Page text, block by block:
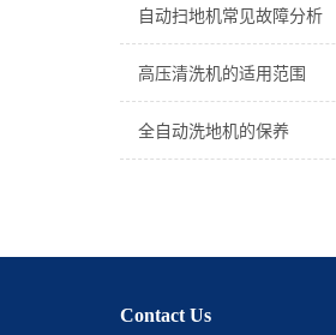
自动扫地机常见故障分析
高压清洗机的适用范围
全自动洗地机的保养
Contact Us